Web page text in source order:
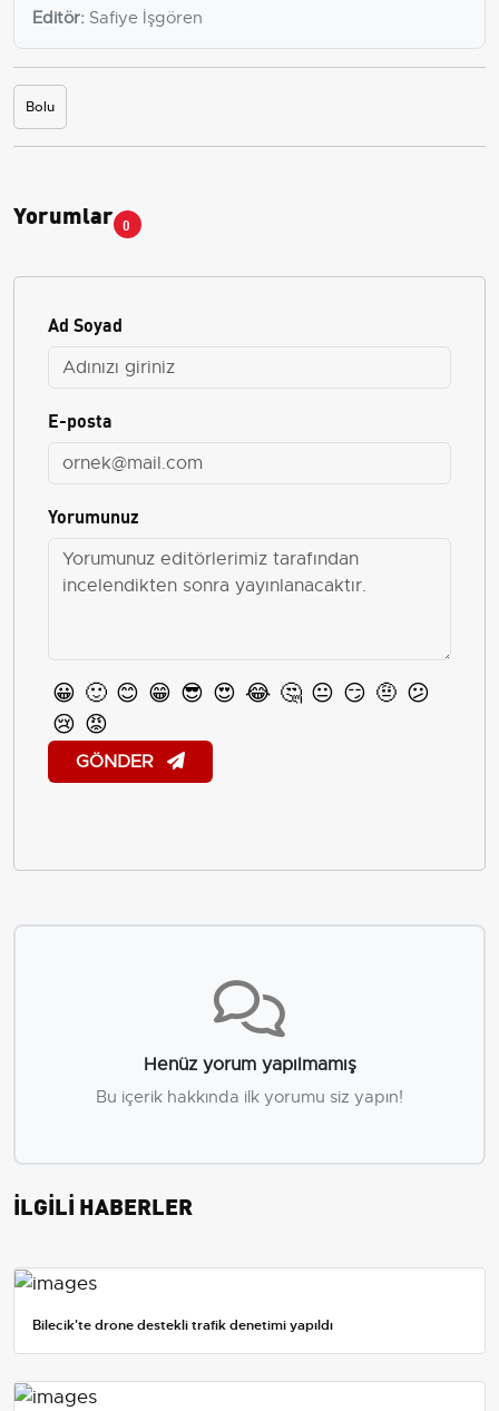
Editör: Safiye İşgören
Bolu
Yorumlar 0
Ad Soyad
E-posta
Yorumunuz
😀 🙂 😊 😁 😎 😍 😂 🤔 😐 😏 🤨 😕
😢 😡
GÖNDER
Henüz yorum yapılmamış
Bu içerik hakkında ilk yorumu siz yapın!
İLGİLİ HABERLER
Bilecik'te drone destekli trafik denetimi yapıldı